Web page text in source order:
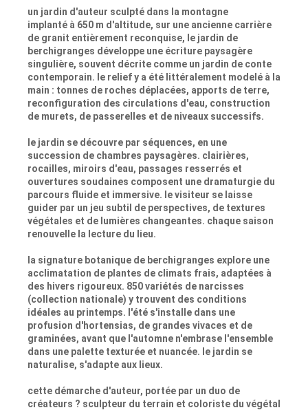
un jardin d'auteur sculpté dans la montagne
implanté à 650 m d'altitude, sur une ancienne carrière
de granit entièrement reconquise, le jardin de
berchigranges développe une écriture paysagère
singulière, souvent décrite comme un jardin de conte
contemporain. le relief y a été littéralement modelé à la
main : tonnes de roches déplacées, apports de terre,
reconfiguration des circulations d'eau, construction
de murets, de passerelles et de niveaux successifs.
le jardin se découvre par séquences, en une
succession de chambres paysagères. clairières,
rocailles, miroirs d'eau, passages resserrés et
ouvertures soudaines composent une dramaturgie du
parcours fluide et immersive. le visiteur se laisse
guider par un jeu subtil de perspectives, de textures
végétales et de lumières changeantes. chaque saison
renouvelle la lecture du lieu.
la signature botanique de berchigranges explore une
acclimatation de plantes de climats frais, adaptées à
des hivers rigoureux. 850 variétés de narcisses
(collection nationale) y trouvent des conditions
idéales au printemps. l'été s'installe dans une
profusion d'hortensias, de grandes vivaces et de
graminées, avant que l'automne n'embrase l'ensemble
dans une palette texturée et nuancée. le jardin se
naturalise, s'adapte aux lieux.
cette démarche d'auteur, portée par un duo de
créateurs ? sculpteur du terrain et coloriste du végétal